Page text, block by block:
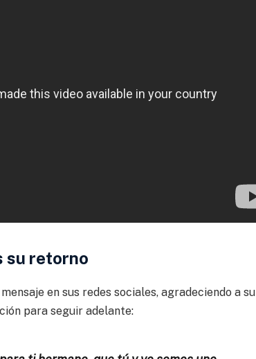
su retorno
en sus redes sociales, agradeciendo a su
para seguir adelante: